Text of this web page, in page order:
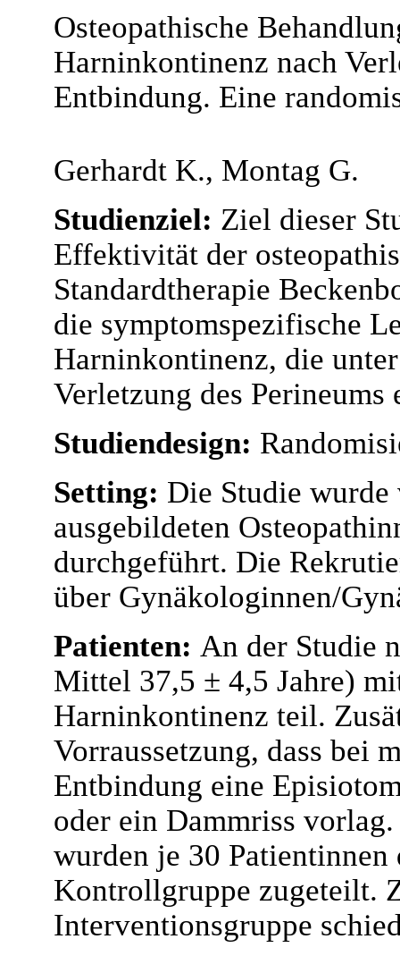
Osteopathische
Harninkontinenz nach
Entbindung. Eine
Gerhardt K., Montag G.
Studienziel: Ziel dieser
Effektivität der
Standardtherapie
die symptomspezifische
Harninkontinenz, die
Verletzung des Perineums
Studiendesign:
Setting: Die Studie
ausgebildeten
durchgeführt. Die
über Gynäkologinnen/
Patienten: An der Studie
Mittel 37,5 ± 4,5 Jahre)
Harninkontinenz teil.
Vorraussetzung, dass bei
Entbindung eine
oder ein Dammriss
wurden je 30
Kontrollgruppe zugeteilt.
Interventionsgruppe